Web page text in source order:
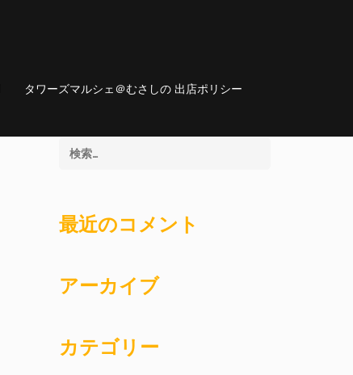
タワーズマルシェ＠むさしの 出店ポリシー
最近のコメント
アーカイブ
カテゴリー